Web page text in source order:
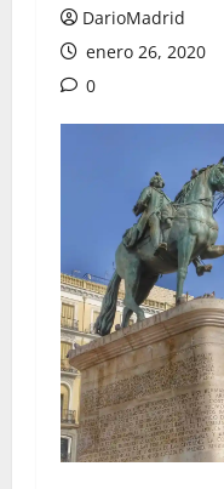
DarioMadrid
enero 26, 2020
0